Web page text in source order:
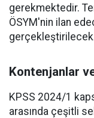
gerekmektedir.
ÖSYM'nin ilan
Kontenjanlar
KPSS 2024/1
arasında çeşitli